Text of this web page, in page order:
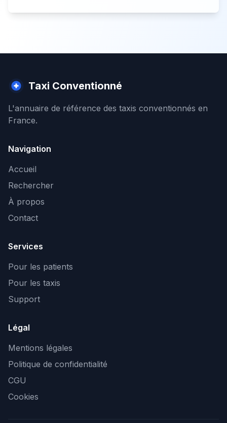
Taxi Conventionné
L'annuaire de référence des taxis conventionnés en
France.
Navigation
Accueil
Rechercher
À propos
Contact
Services
Pour les patients
Pour les taxis
Support
Légal
Mentions légales
Politique de confidentialité
CGU
Cookies